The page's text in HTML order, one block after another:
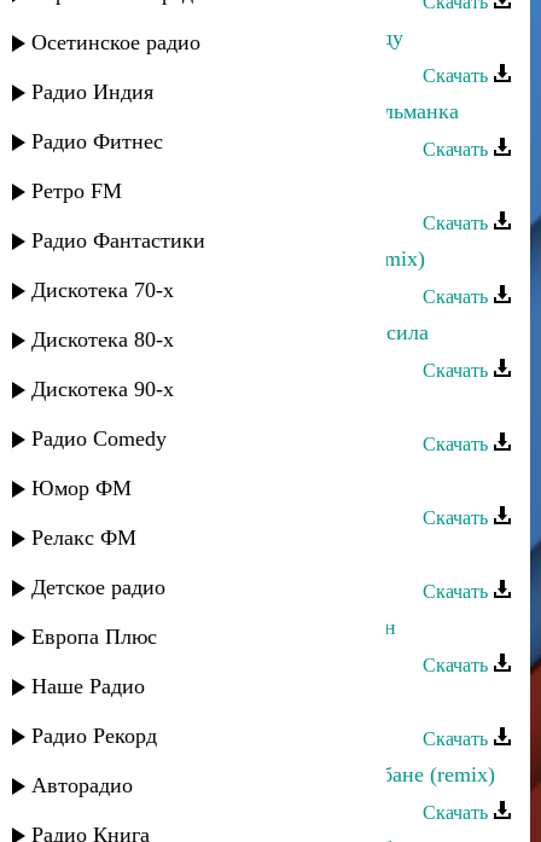
Осетинское радио
Радио Индия
Радио Фитнес
Ретро FM
Радио Фантастики
Дискотека 70-х
Дискотека 80-х
Дискотека 90-х
Радио Comedy
Юмор ФМ
Релакс ФМ
Детское радио
Европа Плюс
Наше Радио
Радио Рекорд
Авторадио
Радио Книга
Хасан Мусаев - Я тебя век не забуду
Скачать
Ибрагим Мусаев - Сестренка мусульманка
Скачать
Эльдар Мусаев - Транс-лезгинка
Скачать
Эльдар Мусаев - Восток (Nariman mix)
Скачать
Шамиль Мусаев - Азир дарган рурсила
Скачать
Скачать
Шамиль Мусаев - Моя жизнь
Скачать
Скачать
Камиль Мусаев - Салам, Аваристан
Скачать
Эльдар Мусаев - Поппури
Скачать
Эльдар Мусаев - Поппури на барабане (remix)
Скачать